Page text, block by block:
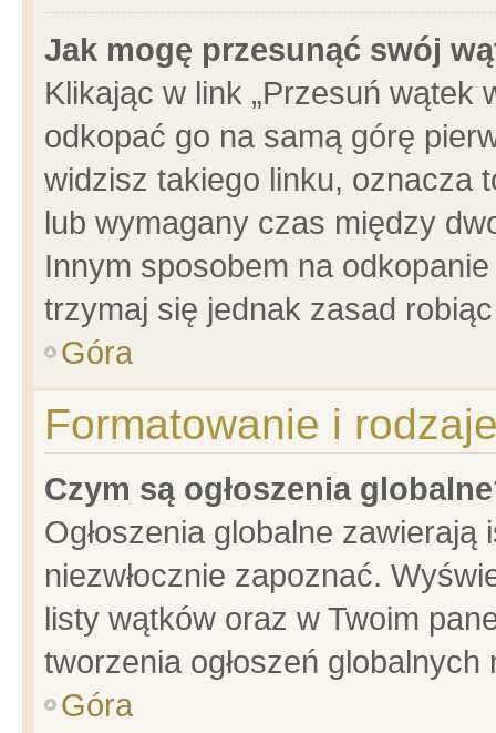
Jak mogę przesunąć swój
Klikając w link „Przesuń wątek
odkopać go na samą górę
widzisz takiego linku, oznacza
lub wymagany czas między
Innym sposobem na
trzymaj się jednak zasad
Góra
Formatowanie i
Czym są ogłoszenia
Ogłoszenia globalne
niezwłocznie zapoznać.
listy wątków oraz w Twoim
tworzenia ogłoszeń
Góra